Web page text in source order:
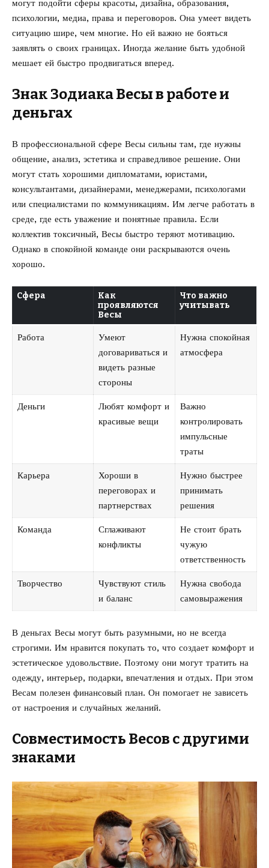
могут подойти сферы красоты, дизайна, образования,
психологии, медиа, права и переговоров. Она умеет видеть
ситуацию шире, чем многие. Но ей важно не бояться
заявлять о своих границах. Иногда желание быть удобной
мешает ей быстро продвигаться вперед.
Знак Зодиака Весы в работе и
деньгах
В профессиональной сфере Весы сильны там, где нужны
общение, анализ, эстетика и справедливое решение. Они
могут стать хорошими дипломатами, юристами,
консультантами, дизайнерами, менеджерами, психологами
или специалистами по коммуникациям. Им легче работать в
среде, где есть уважение и понятные правила. Если
коллектив токсичный, Весы быстро теряют мотивацию.
Однако в спокойной команде они раскрываются очень
хорошо.
Сфера
Как
проявляются
Весы
Что важно
учитывать
Работа
Умеют
договариваться и
видеть разные
стороны
Нужна спокойная
атмосфера
Деньги
Любят комфорт и
красивые вещи
Важно
контролировать
импульсные
траты
Карьера
Хороши в
переговорах и
партнерствах
Нужно быстрее
принимать
решения
Команда
Сглаживают
конфликты
Не стоит брать
чужую
ответственность
Творчество
Чувствуют стиль
и баланс
Нужна свобода
самовыражения
В деньгах Весы могут быть разумными, но не всегда
строгими. Им нравится покупать то, что создает комфорт и
эстетическое удовольствие. Поэтому они могут тратить на
одежду, интерьер, подарки, впечатления и отдых. При этом
Весам полезен финансовый план. Он помогает не зависеть
от настроения и случайных желаний.
Совместимость Весов с другими
знаками